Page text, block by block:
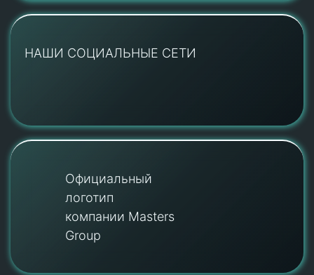
НАШИ СОЦИАЛЬНЫЕ СЕТИ
Официальный
логотип
компании Masters
Group